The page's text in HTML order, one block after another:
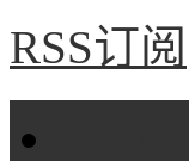
RSS订阅